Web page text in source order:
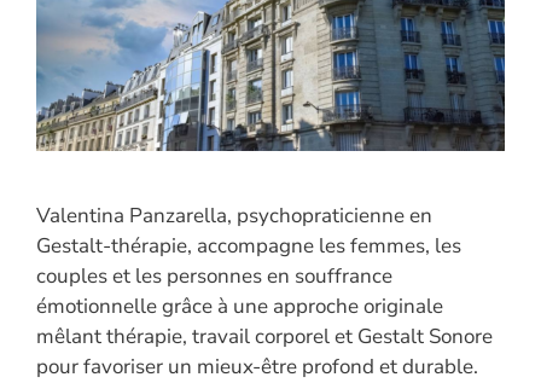
Valentina Panzarella, psychopraticienne en
Gestalt-thérapie, accompagne les femmes, les
couples et les personnes en souffrance
émotionnelle grâce à une approche originale
mêlant thérapie, travail corporel et Gestalt Sonore
pour favoriser un mieux-être profond et durable.